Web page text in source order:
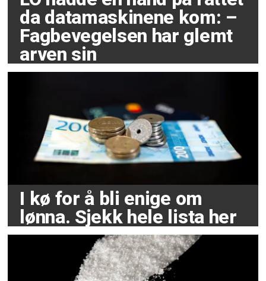
da datamaskinene kom: –
Fagbevegelsen har glemt
arven sin
I kø for å bli enige om
lønna. Sjekk hele lista her